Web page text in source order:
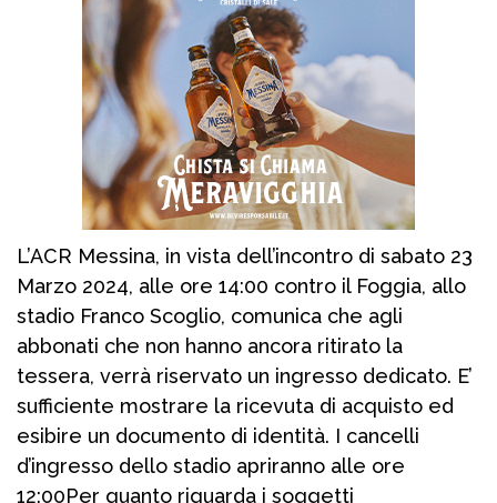
L’ACR Messina, in vista dell’incontro di sabato 23
Marzo 2024, alle ore 14:00 contro il Foggia, allo
stadio Franco Scoglio, comunica che agli
abbonati che non hanno ancora ritirato la
tessera, verrà riservato un ingresso dedicato. E’
sufficiente mostrare la ricevuta di acquisto ed
esibire un documento di identità. I cancelli
d’ingresso dello stadio apriranno alle ore
12:00Per quanto riguarda i soggetti